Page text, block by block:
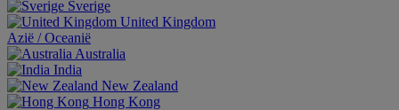
Sverige
United Kingdom
Aziё / Oceaniё
Australia
India
New Zealand
Hong Kong